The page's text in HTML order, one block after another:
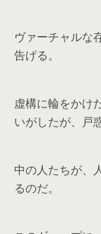
ヴァーチャルな
告げる。
虚構に輪をかけ
いがしたが、戸
中の人たちが、
るのだ。